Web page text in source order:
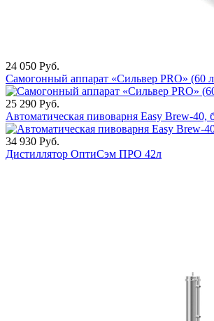
24 050 Руб.
Самогонный аппарат «Сильвер PRO» (60
25 290 Руб.
Автоматическая пивоварня Easy Brew-40,
34 930 Руб.
Дистиллятор ОптиСэм ПРО 42л